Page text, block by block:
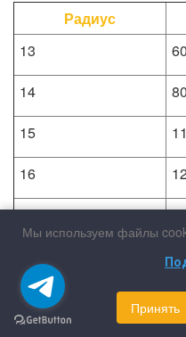
Радиус
13
14
15
16
17
19
Мы используем файлы
Принять